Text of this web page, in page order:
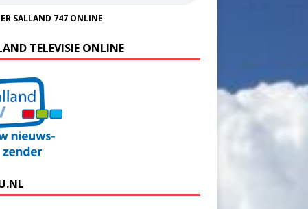
SALLAND 747 ONLINE
TELEVISIE ONLINE